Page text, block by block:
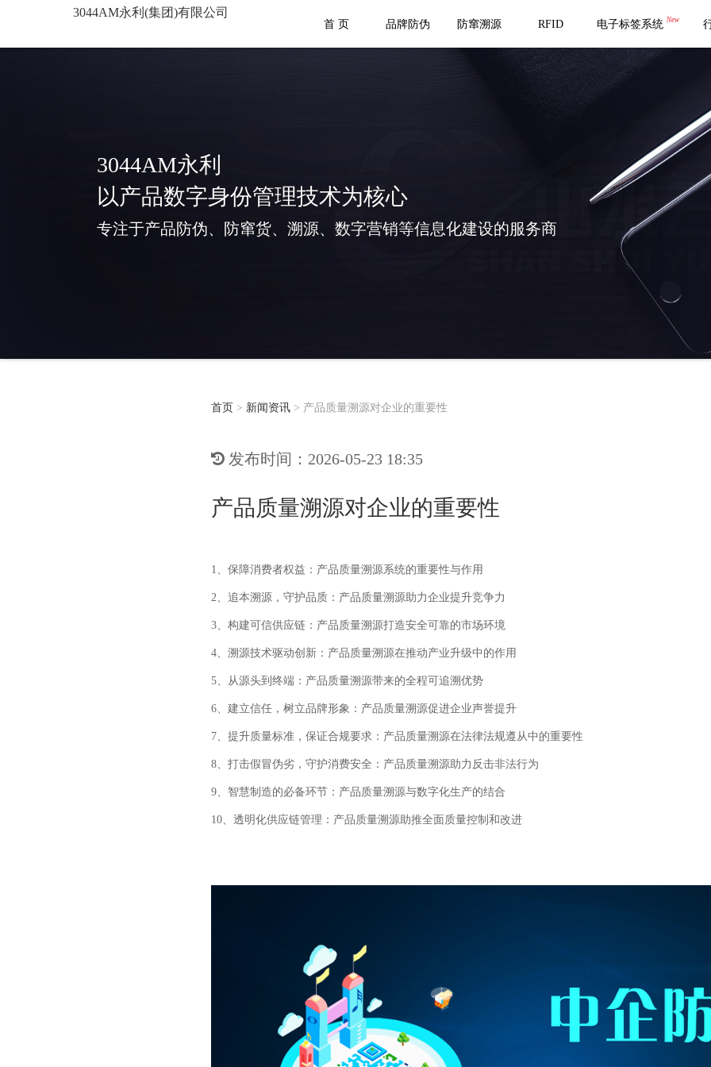
3044AM永利(集团)有限公司
首 页 品牌防伪 防窜溯源 RFID 电子标签系统 New
3044AM永利
以产品数字身份管理技术为核心
专注于产品防伪、防窜货、溯源、数字营销等信息化建设的服务商
首页 > 新闻资讯 > 产品质量溯源对企业的重要性
发布时间：2026-05-23 18:35
产品质量溯源对企业的重要性
1、保障消费者权益：产品质量溯源系统的重要性与作用
2、追本溯源，守护品质：产品质量溯源助力企业提升竞争力
3、构建可信供应链：产品质量溯源打造安全可靠的市场环境
4、溯源技术驱动创新：产品质量溯源在推动产业升级中的作用
5、从源头到终端：产品质量溯源带来的全程可追溯优势
6、建立信任，树立品牌形象：产品质量溯源促进企业声誉提升
7、提升质量标准，保证合规要求：产品质量溯源在法律法规遵从中的重要性
8、打击假冒伪劣，守护消费安全：产品质量溯源助力反击非法行为
9、智慧制造的必备环节：产品质量溯源与数字化生产的结合
10、透明化供应链管理：产品质量溯源助推全面质量控制和改进